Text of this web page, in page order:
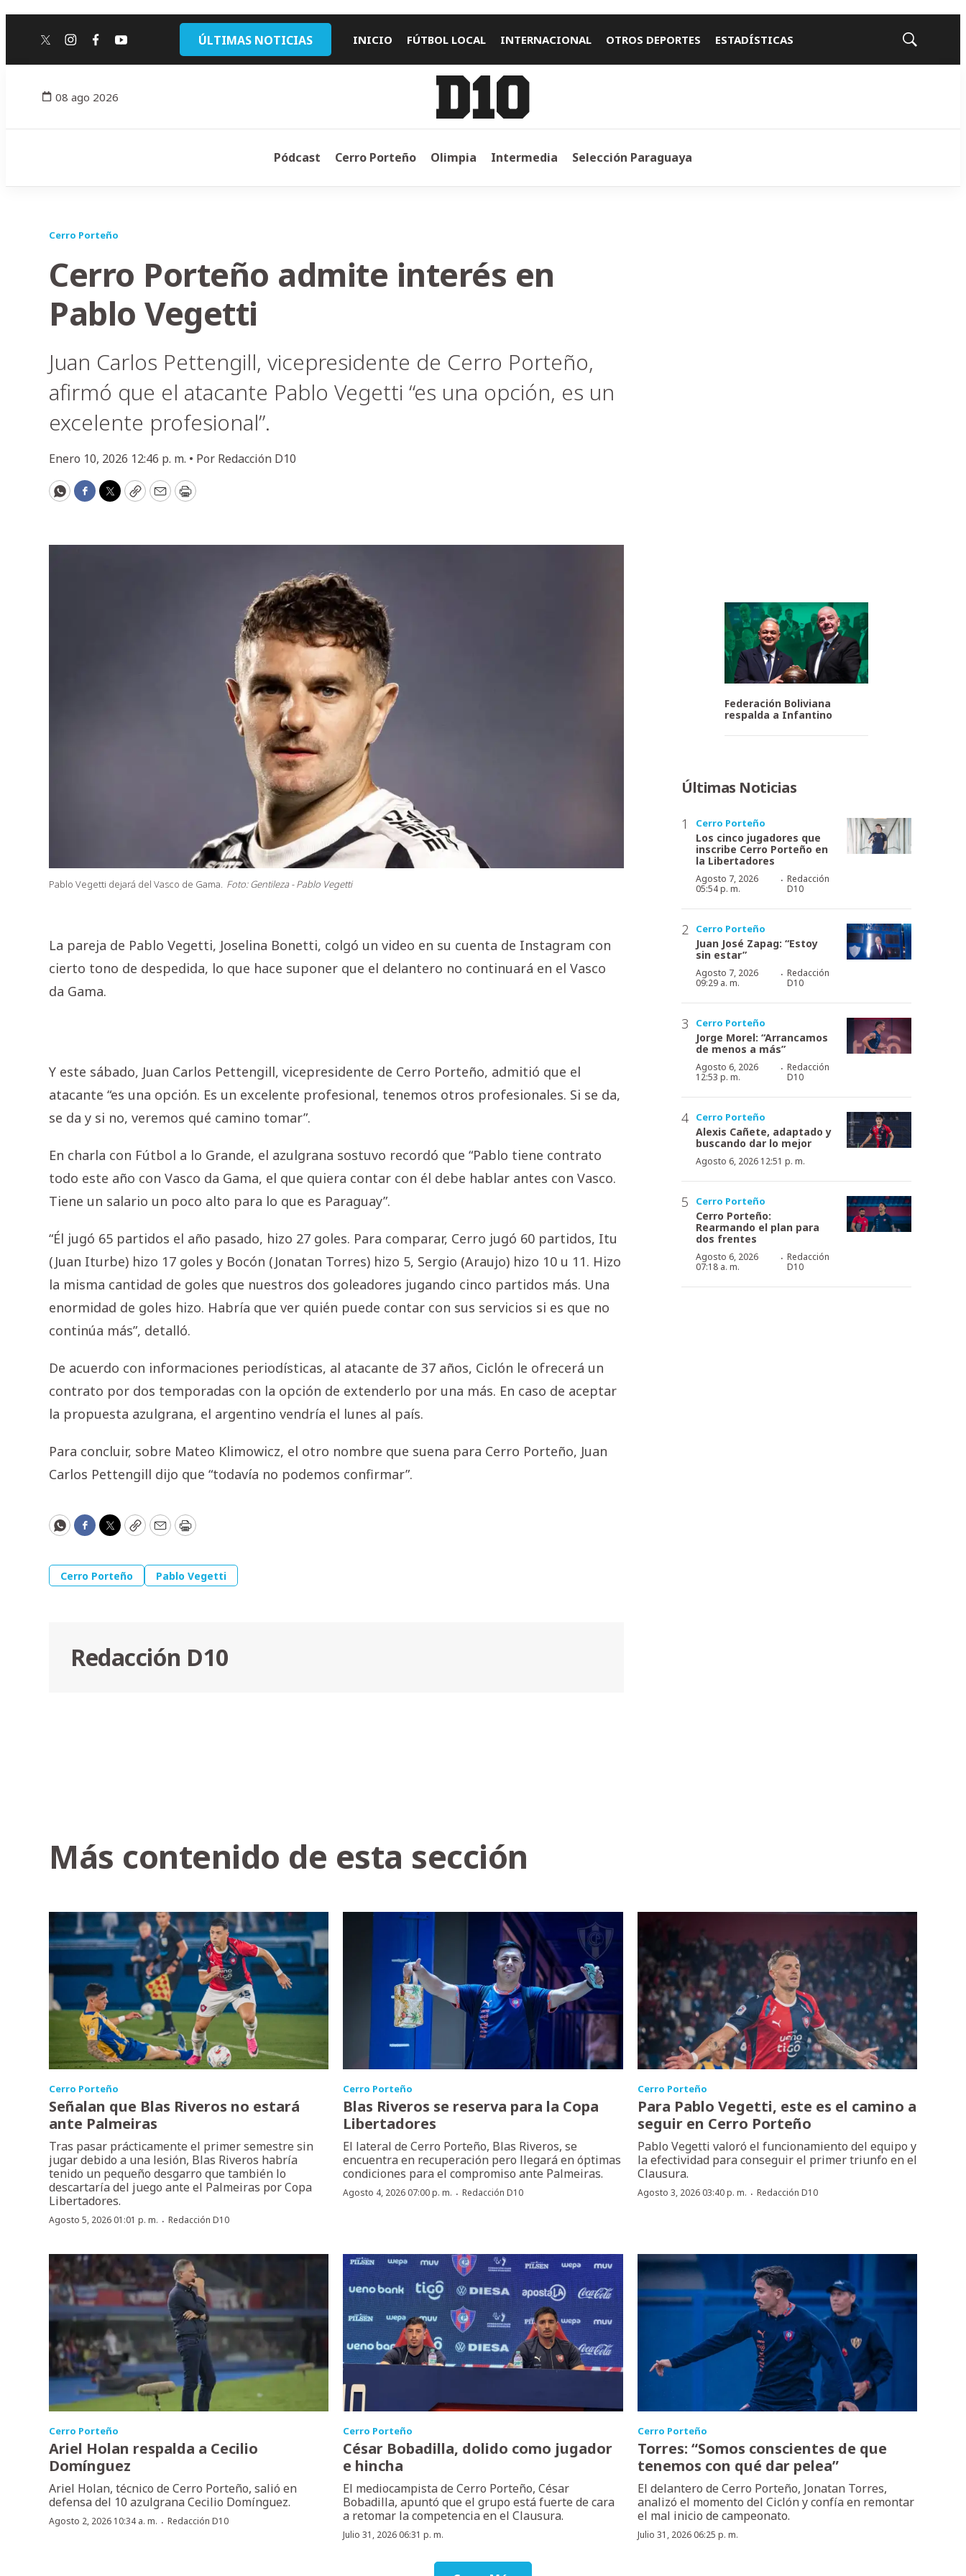
twitterinstagram
facebook
youtube ÚLTIMAS NOTICIAS INICIO FÚTBOL LOCAL INTERNACIONAL OTROS DEPORTES ESTADÍSTICAS
Mostrar
08 ago 2026
Pódcast Cerro Porteño Olimpia Intermedia Selección Paraguaya
Cerro Porteño
Cerro Porteño admite interés en
Pablo Vegetti
Juan Carlos Pettengill, vicepresidente de Cerro Porteño,
afirmó que el atacante Pablo Vegetti “es una opción, es un
excelente profesional”.
Enero 10, 2026 12:46 p. m. • Por Redacción D10
WhatsApp
Facebook
Twitter
CopyEmailPrint
Pablo Vegetti dejará del Vasco de Gama. Foto: Gentileza - Pablo Vegetti
La pareja de Pablo Vegetti, Joselina Bonetti, colgó un video en su cuenta de Instagram con
cierto tono de despedida, lo que hace suponer que el delantero no continuará en el Vasco
da Gama.
Y este sábado, Juan Carlos Pettengill, vicepresidente de Cerro Porteño, admitió que el
atacante “es una opción. Es un excelente profesional, tenemos otros profesionales. Si se da,
se da y si no, veremos qué camino tomar”.
En charla con Fútbol a lo Grande, el azulgrana sostuvo recordó que “Pablo tiene contrato
todo este año con Vasco da Gama, el que quiera contar con él debe hablar antes con Vasco.
Tiene un salario un poco alto para lo que es Paraguay”.
“Él jugó 65 partidos el año pasado, hizo 27 goles. Para comparar, Cerro jugó 60 partidos, Itu
(Juan Iturbe) hizo 17 goles y Bocón (Jonatan Torres) hizo 5, Sergio (Araujo) hizo 10 u 11. Hizo
la misma cantidad de goles que nuestros dos goleadores jugando cinco partidos más. Una
enormidad de goles hizo. Habría que ver quién puede contar con sus servicios si es que no
continúa más”, detalló.
De acuerdo con informaciones periodísticas, al atacante de 37 años, Ciclón le ofrecerá un
contrato por dos temporadas con la opción de extenderlo por una más. En caso de aceptar
la propuesta azulgrana, el argentino vendría el lunes al país.
Para concluir, sobre Mateo Klimowicz, el otro nombre que suena para Cerro Porteño, Juan
Carlos Pettengill dijo que “todavía no podemos confirmar”.
WhatsApp
Facebook
Twitter
CopyEmailPrint
Cerro Porteño Pablo Vegetti
Redacción D10
Federación Boliviana
respalda a Infantino
Últimas Noticias
Cerro Porteño
Los cinco jugadores que
inscribe Cerro Porteño en
la Libertadores
Agosto 7, 2026
05:54 p. m.
· Redacción
D10
Cerro Porteño
Juan José Zapag: “Estoy
sin estar”
Agosto 7, 2026
09:29 a. m.
· Redacción
D10
Cerro Porteño
Jorge Morel: “Arrancamos
de menos a más”
Agosto 6, 2026
12:53 p. m.
· Redacción
D10
Cerro Porteño
Alexis Cañete, adaptado y
buscando dar lo mejor
Agosto 6, 2026 12:51 p. m.
Cerro Porteño
Cerro Porteño:
Rearmando el plan para
dos frentes
Agosto 6, 2026
07:18 a. m.
· Redacción
D10
Más contenido de esta sección
Cerro Porteño
Señalan que Blas Riveros no estará
ante Palmeiras
Tras pasar prácticamente el primer semestre sin
jugar debido a una lesión, Blas Riveros habría
tenido un pequeño desgarro que también lo
descartaría del juego ante el Palmeiras por Copa
Libertadores.
Agosto 5, 2026 01:01 p. m. · Redacción D10
Cerro Porteño
Blas Riveros se reserva para la Copa
Libertadores
El lateral de Cerro Porteño, Blas Riveros, se
encuentra en recuperación pero llegará en óptimas
condiciones para el compromiso ante Palmeiras.
Agosto 4, 2026 07:00 p. m. ·Redacción D10
Cerro Porteño
Para Pablo Vegetti, este es el camino a
seguir en Cerro Porteño
Pablo Vegetti valoró el funcionamiento del equipo y
la efectividad para conseguir el primer triunfo en el
Clausura.
Agosto 3, 2026 03:40 p. m. · Redacción D10
Cerro Porteño
Ariel Holan respalda a Cecilio
Domínguez
Ariel Holan, técnico de Cerro Porteño, salió en
defensa del 10 azulgrana Cecilio Domínguez.
Agosto 2, 2026 10:34 a. m. · Redacción D10
Cerro Porteño
César Bobadilla, dolido como jugador
e hincha
El mediocampista de Cerro Porteño, César
Bobadilla, apuntó que el grupo está fuerte de cara
a retomar la competencia en el Clausura.
Julio 31, 2026 06:31 p. m.
Cerro Porteño
Torres: “Somos conscientes de que
tenemos con qué dar pelea”
El delantero de Cerro Porteño, Jonatan Torres,
analizó el momento del Ciclón y confía en remontar
el mal inicio de campeonato.
Julio 31, 2026 06:25 p. m.